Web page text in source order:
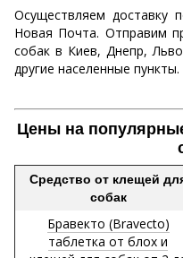
Осуществляем доставку
Новая Почта. Отправим
собак в Киев, Днепр,
другие населенные пункты.
Цены на
Средство от клещей
собак
Бравекто (Bravecto)
таблетка от блох и